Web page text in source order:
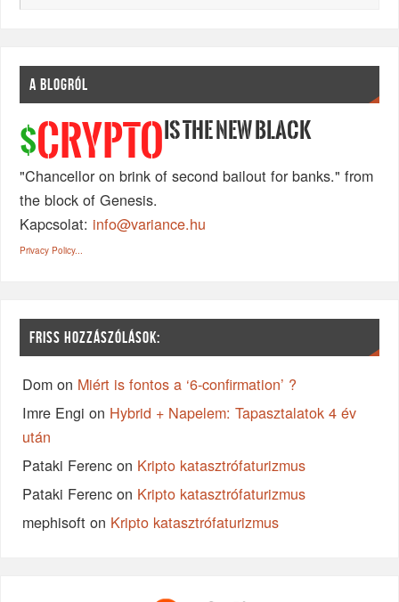
A BLOGRÓL
$CRYPTO IS THE NEW BLACK
"Chancellor on brink of second bailout for banks." from
the block of Genesis.
Kapcsolat: info@variance.hu
Privacy Policy...
FRISS HOZZÁSZÓLÁSOK:
Dom on Miért is fontos a ‘6-confirmation’ ?
Imre Engi on Hybrid + Napelem: Tapasztalatok 4 év
után
Pataki Ferenc on Kripto katasztrófaturizmus
Pataki Ferenc on Kripto katasztrófaturizmus
mephisoft on Kripto katasztrófaturizmus